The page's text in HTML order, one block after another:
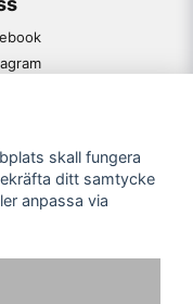
skall fungera
ditt samtycke
anpassa via